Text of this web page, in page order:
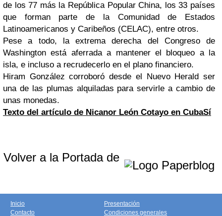
de los 77 más la República Popular China, los 33 países
que forman parte de la Comunidad de Estados
Latinoamericanos y Caribeños (CELAC), entre otros.
Pese a todo, la extrema derecha del Congreso de
Washington está aferrada a mantener el bloqueo a la
isla, e incluso a recrudecerlo en el plano financiero.
Hiram González corroboró desde el Nuevo Herald ser
una de las plumas alquiladas para servirle a cambio de
unas monedas.
Texto del artículo de Nicanor León Cotayo en CubaSí
Volver a la Portada de
Inicio
Contacto
Presentación
Condiciones generales